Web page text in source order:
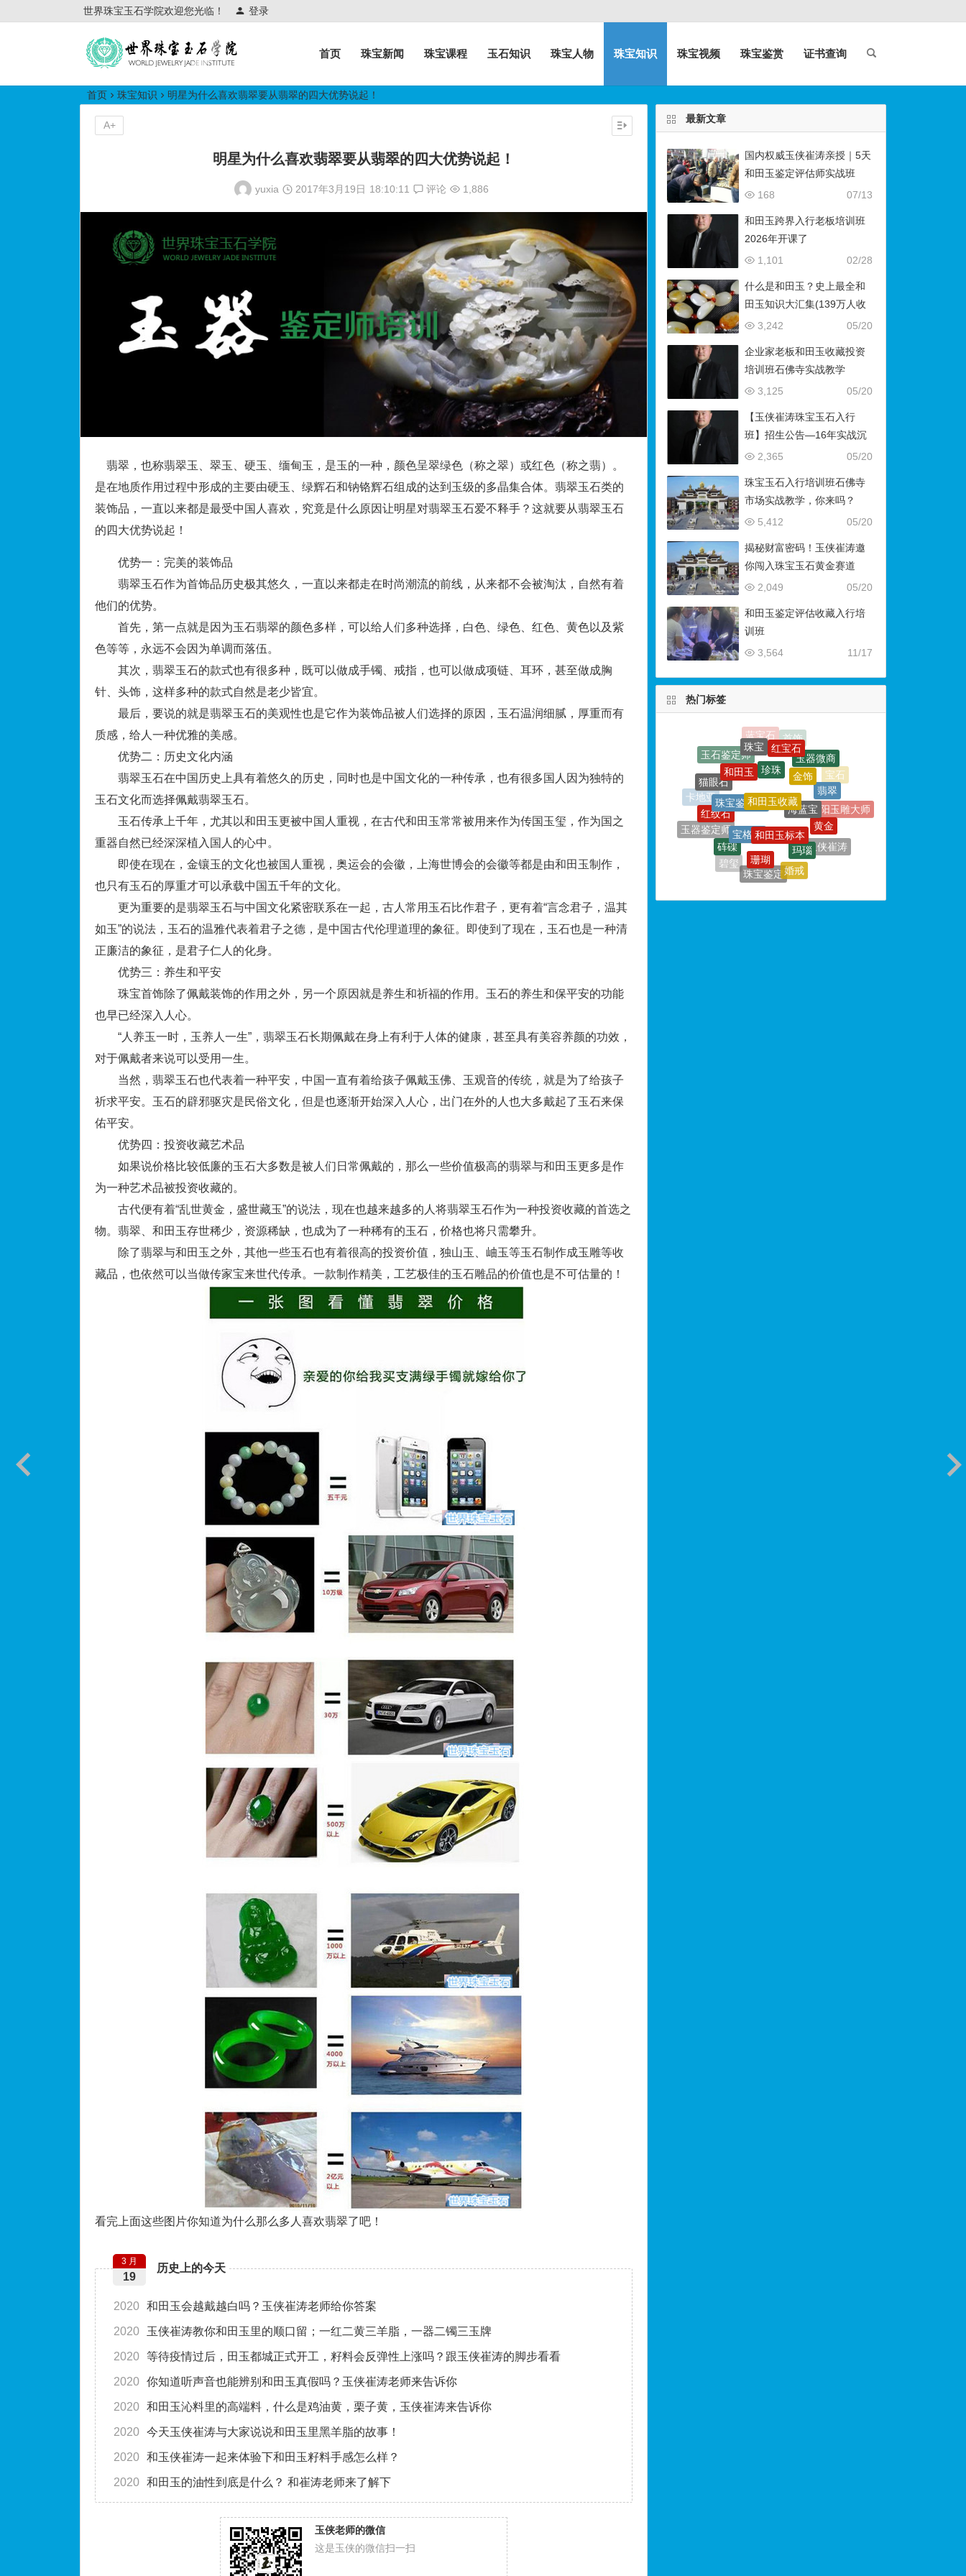
世界珠宝玉石学院欢迎您光临！ 登录
世界珠宝玉石学院培训中心
首页 珠宝新闻 珠宝课程 玉石知识 珠宝人物 珠宝知识 珠宝视频 珠宝鉴赏 证书查询
首页 珠宝知识 明星为什么喜欢翡翠要从翡翠的四大优势说起！
明星为什么喜欢翡翠要从翡翠的四大优势说起！
yuxia 2017年3月19日 18:10:11 评论 1,886
翡翠，也称翡翠玉、翠玉、硬玉、缅甸玉，是玉的一种，颜色呈翠绿色（称之翠）或红色（称之翡）。
是在地质作用过程中形成的主要由硬玉、绿辉石和钠铬辉石组成的达到玉级的多晶集合体。翡翠玉石类的
装饰品，一直以来都是最受中国人喜欢，究竟是什么原因让明星对翡翠玉石爱不释手？这就要从翡翠玉石
的四大优势说起！
优势一：完美的装饰品
翡翠玉石作为首饰品历史极其悠久，一直以来都走在时尚潮流的前线，从来都不会被淘汰，自然有着
他们的优势。
首先，第一点就是因为玉石翡翠的颜色多样，可以给人们多种选择，白色、绿色、红色、黄色以及紫
色等等，永远不会因为单调而落伍。
其次，翡翠玉石的款式也有很多种，既可以做成手镯、戒指，也可以做成项链、耳环，甚至做成胸
针、头饰，这样多种的款式自然是老少皆宜。
最后，要说的就是翡翠玉石的美观性也是它作为装饰品被人们选择的原因，玉石温润细腻，厚重而有
质感，给人一种优雅的美感。
优势二：历史文化内涵
翡翠玉石在中国历史上具有着悠久的历史，同时也是中国文化的一种传承，也有很多国人因为独特的
玉石文化而选择佩戴翡翠玉石。
玉石传承上千年，尤其以和田玉更被中国人重视，在古代和田玉常常被用来作为传国玉玺，作为国之
重器自然已经深深植入国人的心中。
即使在现在，金镶玉的文化也被国人重视，奥运会的会徽，上海世博会的会徽等都是由和田玉制作，
也只有玉石的厚重才可以承载中国五千年的文化。
更为重要的是翡翠玉石与中国文化紧密联系在一起，古人常用玉石比作君子，更有着“言念君子，温其
如玉”的说法，玉石的温雅代表着君子之德，是中国古代伦理道理的象征。即使到了现在，玉石也是一种清
正廉洁的象征，是君子仁人的化身。
优势三：养生和平安
珠宝首饰除了佩戴装饰的作用之外，另一个原因就是养生和祈福的作用。玉石的养生和保平安的功能
也早已经深入人心。
“人养玉一时，玉养人一生”，翡翠玉石长期佩戴在身上有利于人体的健康，甚至具有美容养颜的功效，
对于佩戴者来说可以受用一生。
当然，翡翠玉石也代表着一种平安，中国一直有着给孩子佩戴玉佛、玉观音的传统，就是为了给孩子
祈求平安。玉石的辟邪驱灾是民俗文化，但是也逐渐开始深入人心，出门在外的人也大多戴起了玉石来保
佑平安。
优势四：投资收藏艺术品
如果说价格比较低廉的玉石大多数是被人们日常佩戴的，那么一些价值极高的翡翠与和田玉更多是作
为一种艺术品被投资收藏的。
古代便有着“乱世黄金，盛世藏玉”的说法，现在也越来越多的人将翡翠玉石作为一种投资收藏的首选之
物。翡翠、和田玉存世稀少，资源稀缺，也成为了一种稀有的玉石，价格也将只需攀升。
除了翡翠与和田玉之外，其他一些玉石也有着很高的投资价值，独山玉、岫玉等玉石制作成玉雕等收
藏品，也依然可以当做传家宝来世代传承。一款制作精美，工艺极佳的玉石雕品的价值也是不可估量的！
看完上面这些图片你知道为什么那么多人喜欢翡翠了吧！
历史上的今天
3 月
19
2020 和田玉会越戴越白吗？玉侠崔涛老师给你答案
2020 玉侠崔涛教你和田玉里的顺口留；一红二黄三羊脂，一器二镯三玉牌
2020 等待疫情过后，田玉都城正式开工，籽料会反弹性上涨吗？跟玉侠崔涛的脚步看看
2020 你知道听声音也能辨别和田玉真假吗？玉侠崔涛老师来告诉你
2020 和田玉沁料里的高端料，什么是鸡油黄，栗子黄，玉侠崔涛来告诉你
2020 今天玉侠崔涛与大家说说和田玉里黑羊脂的故事！
2020 和玉侠崔涛一起来体验下和田玉籽料手感怎么样？
2020 和田玉的油性到底是什么？ 和崔涛老师来了解下
玉侠老师的微信
这是玉侠的微信扫一扫
A+
最新文章
国内权威玉侠崔涛亲授｜5天
和田玉鉴定评估师实战班
（石佛寺9月开班）
07/13
168
和田玉跨界入行老板培训班
2026年开课了
02/28
1,101
什么是和田玉？史上最全和
田玉知识大汇集(139万人收
藏）
05/20
3,242
企业家老板和田玉收藏投资
培训班石佛寺实战教学
05/20
3,125
【玉侠崔涛珠宝玉石入行
班】招生公告—16年实战沉
淀，助你叩开财富与传承之
05/20
2,365
珠宝玉石入行培训班石佛寺
市场实战教学，你来吗？
05/20
5,412
揭秘财富密码！玉侠崔涛邀
你闯入珠宝玉石黄金赛道
05/20
2,049
和田玉鉴定评估收藏入行培
训班
11/17
3,564
热门标签
卡地亚
猫眼石
和田玉
珍珠
金饰
翡翠
南阳玉雕大师
戒指
铂金
中国玉雕大师
玉器鉴定师
红纹石
珠宝鉴定师和田玉收藏
海蓝宝
黄金
玉侠崔涛
祖母绿
玉石
玉石雕刻
碧玺
砗磲
宝格丽和田玉标本
玛瑙
婚戒
珠宝鉴定
珊瑚